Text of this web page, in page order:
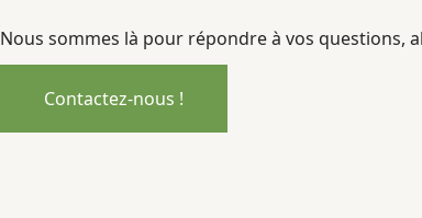
Nous sommes là pour répondre à vos questions,
Contactez-nous !